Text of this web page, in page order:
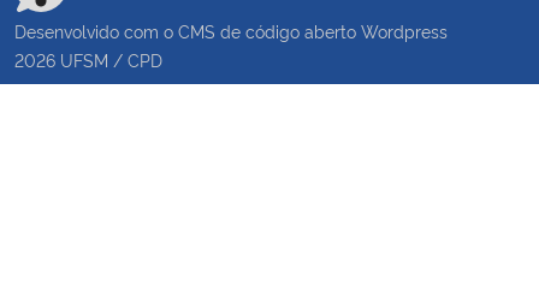
Desenvolvido com o CMS de código aberto Wordpress
2026 UFSM / CPD